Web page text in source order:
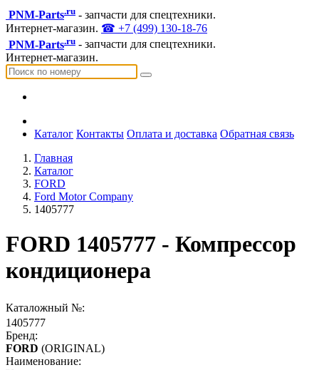
PNM-Parts.ru - запчасти для спецтехники.
Интернет-магазин. ☎ +7 (499) 130-18-76
PNM-Parts.ru - запчасти для спецтехники.
Интернет-магазин.
Каталог Контакты Оплата и доставка Обратная связь
Главная
Каталог
FORD
Ford Motor Company
1405777
FORD 1405777 - Компрессор
кондиционера
Каталожный №:
1405777
Бренд:
FORD (ORIGINAL)
Наименование: